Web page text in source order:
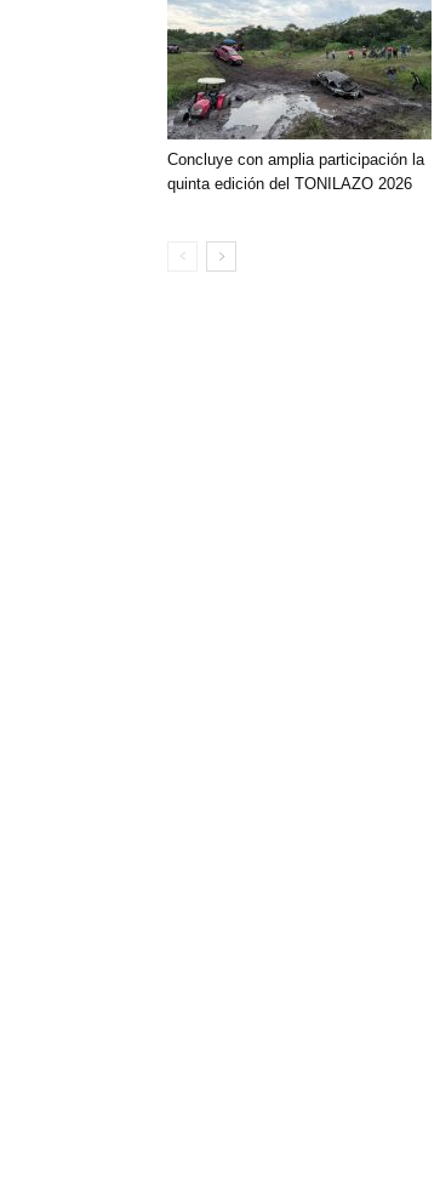
Concluye con amplia participación la
quinta edición del TONILAZO 2026